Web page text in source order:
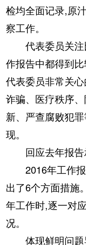
检均全面记录,原
察工作。
代表委员关注
作报告中都得到
代表委员非常关
诈骗、医疗秩序
新、严查腐败犯
现。
回应去年报
2016年工作报
出了6个方面措施
年工作时,逐一对
况。
体现鲜明问